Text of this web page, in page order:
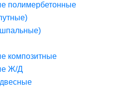
полимербетонные
композитные
Ж/Д